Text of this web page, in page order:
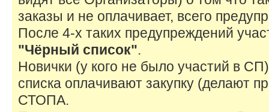
заказы и не оплачивает, всего
После 4-х таких предупреждений
"Чёрный список".
Новички (у кого не было участий в
списка оплачивают закупку (делают
СТОПА.